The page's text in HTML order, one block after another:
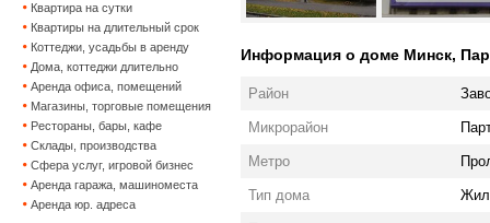
Квартира на сутки
Квартиры на длительный срок
Коттеджи, усадьбы в аренду
Дома, коттеджи длительно
Аренда офиса, помещений
Магазины, торговые помещения
Рестораны, бары, кафе
Склады, производства
Сфера услуг, игровой бизнес
Аренда гаража, машиноместа
Аренда юр. адреса
Информация о доме Минск,
Район
Микрорайон
Метро
Тип дома